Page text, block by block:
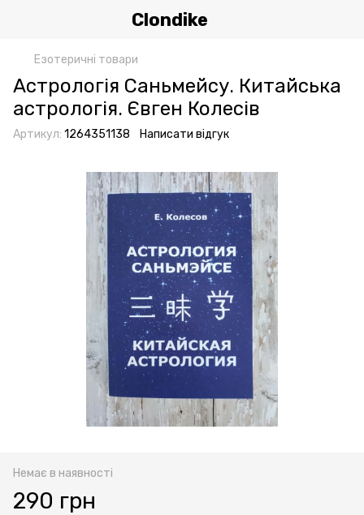
Clondike
Езотеричні товари
Астрологія Саньмейсу. Китайська
астрологія. Євген Колесів
Артикул: 1264351138 Написати відгук
Немає в наявності
290 грн